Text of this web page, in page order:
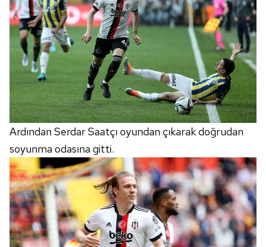
Ardından Serdar Saatçı oyundan çıkarak doğrudan
soyunma odasına gitti.